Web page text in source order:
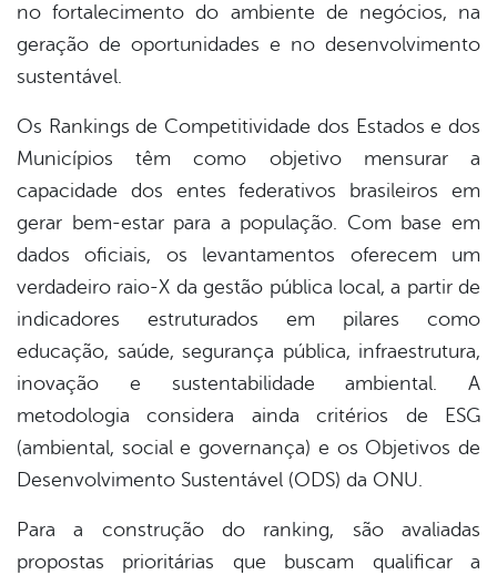
no fortalecimento do ambiente de negócios, na
geração de oportunidades e no desenvolvimento
sustentável.
Os Rankings de Competitividade dos Estados e dos
Municípios têm como objetivo mensurar a
capacidade dos entes federativos brasileiros em
gerar bem-estar para a população. Com base em
dados oficiais, os levantamentos oferecem um
verdadeiro raio-X da gestão pública local, a partir de
indicadores estruturados em pilares como
educação, saúde, segurança pública, infraestrutura,
inovação e sustentabilidade ambiental. A
metodologia considera ainda critérios de ESG
(ambiental, social e governança) e os Objetivos de
Desenvolvimento Sustentável (ODS) da ONU.
Para a construção do ranking, são avaliadas
propostas prioritárias que buscam qualificar a